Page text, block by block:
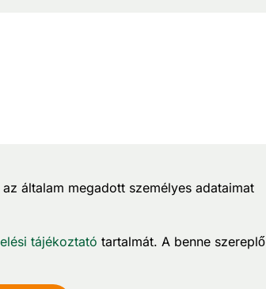
általam megadott személyes adataimat
tájékoztató tartalmát. A benne szereplő